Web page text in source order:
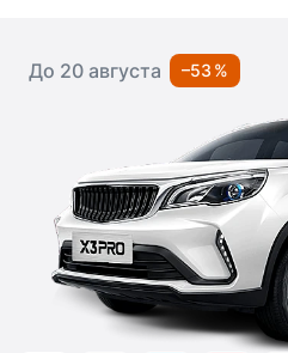
До 20 августа –53 %